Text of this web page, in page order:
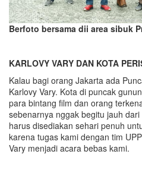
Berfoto bersama dii area sibuk
KARLOVY VARY DAN KOTA
Kalau bagi orang Jakarta ada
Karlovy Vary. Kota di puncak
para bintang film dan orang
sebenarnya nggak begitu jauh
harus disediakan sehari penuh
karena tugas kami dengan tim
Vary menjadi acara bebas kami.